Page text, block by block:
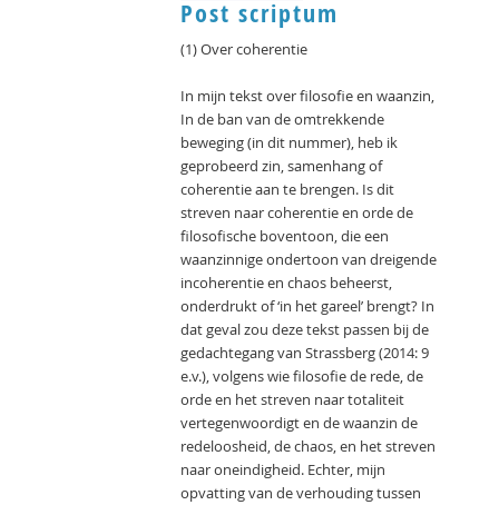
Post scriptum
(1) Over coherentie
In mijn tekst over filosofie en waanzin,
In de ban van de omtrekkende
beweging (in dit nummer), heb ik
geprobeerd zin, samenhang of
coherentie aan te brengen. Is dit
streven naar coherentie en orde de
filosofische boventoon, die een
waanzinnige ondertoon van dreigende
incoherentie en chaos beheerst,
onderdrukt of ‘in het gareel’ brengt? In
dat geval zou deze tekst passen bij de
gedachtegang van Strassberg (2014: 9
e.v.), volgens wie filosofie de rede, de
orde en het streven naar totaliteit
vertegenwoordigt en de waanzin de
redeloosheid, de chaos, en het streven
naar oneindigheid. Echter, mijn
opvatting van de verhouding tussen